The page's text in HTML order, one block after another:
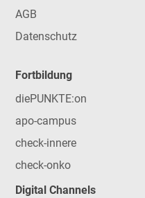
AGB
Datenschutz
Fortbildung
diePUNKTE:on
apo-campus
check-innere
check-onko
Digital Channels